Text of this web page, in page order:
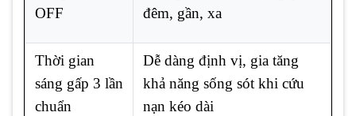
OFF
đêm, gần, xa
Thời gian
sáng gấp 3 lần
chuẩn
Dễ dàng định vị, gia tăng
khả năng sống sót khi cứu
nạn kéo dài